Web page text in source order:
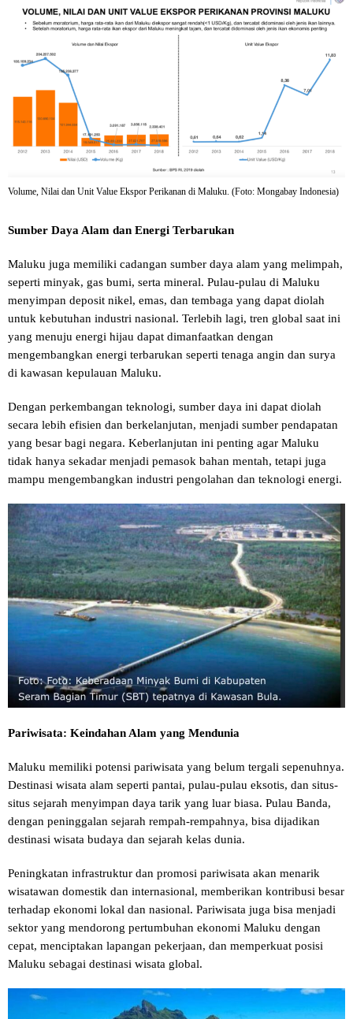
Volume, Nilai dan Unit Value Ekspor Perikanan di Maluku. (Foto: Mongabay Indonesia)
Sumber Daya Alam dan Energi Terbarukan
Maluku juga memiliki cadangan sumber daya alam yang melimpah,
seperti minyak, gas bumi, serta mineral. Pulau-pulau di Maluku
menyimpan deposit nikel, emas, dan tembaga yang dapat diolah
untuk kebutuhan industri nasional. Terlebih lagi, tren global saat ini
yang menuju energi hijau dapat dimanfaatkan dengan
mengembangkan energi terbarukan seperti tenaga angin dan surya
di kawasan kepulauan Maluku.
Dengan perkembangan teknologi, sumber daya ini dapat diolah
secara lebih efisien dan berkelanjutan, menjadi sumber pendapatan
yang besar bagi negara. Keberlanjutan ini penting agar Maluku
tidak hanya sekadar menjadi pemasok bahan mentah, tetapi juga
mampu mengembangkan industri pengolahan dan teknologi energi.
Pariwisata: Keindahan Alam yang Mendunia
Maluku memiliki potensi pariwisata yang belum tergali sepenuhnya.
Destinasi wisata alam seperti pantai, pulau-pulau eksotis, dan situs-
situs sejarah menyimpan daya tarik yang luar biasa. Pulau Banda,
dengan peninggalan sejarah rempah-rempahnya, bisa dijadikan
destinasi wisata budaya dan sejarah kelas dunia.
Peningkatan infrastruktur dan promosi pariwisata akan menarik
wisatawan domestik dan internasional, memberikan kontribusi besar
terhadap ekonomi lokal dan nasional. Pariwisata juga bisa menjadi
sektor yang mendorong pertumbuhan ekonomi Maluku dengan
cepat, menciptakan lapangan pekerjaan, dan memperkuat posisi
Maluku sebagai destinasi wisata global.